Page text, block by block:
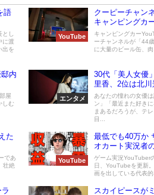
語
とし
に渡
出を
YouTube
クーピーチャン
キャンピングカ
キャンピングカー
ーチャンネルが「44
に大量のビール缶、
内
屋
しむ
エンタメ
30代「美人女優
里香、2位は北
あの人！
あなたの憧れの女優
ン」「最近また好き
まあるだろうが、テ
目...
た
であ
壮絶
YouTube
最低でも40万か
オカート実況者
ゲーム実況YouTuber
日、YouTubeを更新
画を出している代表
スカイピースが